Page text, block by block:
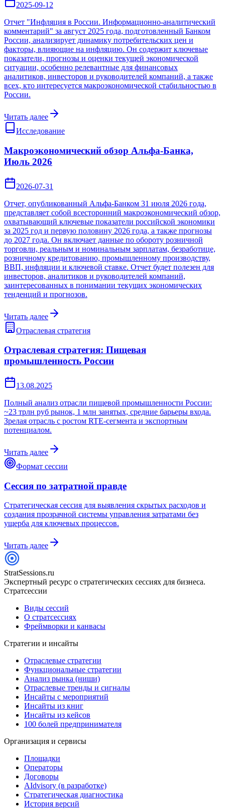
2025-09-12
Отчет "Инфляция в России. Информационно-аналитический
комментарий" за август 2025 года, подготовленный Банком
России, анализирует динамику потребительских цен и
факторы, влияющие на инфляцию. Он содержит ключевые
показатели, прогнозы и оценки текущей экономической
ситуации, особенно релевантные для финансовых
аналитиков, инвесторов и руководителей компаний, а также
всех, кто интересуется макроэкономической стабильностью в
России.
Читать далее
Исследование
Макроэкономический обзор Альфа-Банка,
Июль 2026
2026-07-31
Отчет, опубликованный Альфа-Банком 31 июля 2026 года,
представляет собой всесторонний макроэкономический обзор,
охватывающий ключевые показатели российской экономики
за 2025 год и первую половину 2026 года, а также прогнозы
до 2027 года. Он включает данные по обороту розничной
торговли, реальным и номинальным зарплатам, безработице,
розничному кредитованию, промышленному производству,
ВВП, инфляции и ключевой ставке. Отчет будет полезен для
инвесторов, аналитиков и руководителей компаний,
заинтересованных в понимании текущих экономических
тенденций и прогнозов.
Читать далее
Отраслевая стратегия
Отраслевая стратегия: Пищевая
промышленность России
13.08.2025
Полный анализ отрасли пищевой промышленности России:
~23 трлн руб рынок, 1 млн занятых, средние барьеры входа.
Зрелая отрасль с ростом RTE-сегмента и экспортным
потенциалом.
Читать далее
Формат сессии
Сессия по затратной правде
Стратегическая сессия для выявления скрытых расходов и
создания прозрачной системы управления затратами без
ущерба для ключевых процессов.
Читать далее
StratSessions.ru
Экспертный ресурс о стратегических сессиях для бизнеса.
Стратсессии
Виды сессий
О стратсессиях
Фреймворки и канвасы
Стратегии и инсайты
Отраслевые стратегии
Функциональные стратегии
Анализ рынка (ниши)
Отраслевые тренды и сигналы
Инсайты с мероприятий
Инсайты из книг
Инсайты из кейсов
100 болей предпринимателя
Организация и сервисы
Площадки
Операторы
Договоры
AIdvisory (в разработке)
Стратегическая диагностика
История версий